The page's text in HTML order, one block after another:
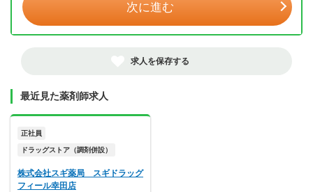
次に進む
求人を保存する
最近見た薬剤師求人
正社員
ドラッグストア（調剤併設）
株式会社スギ薬局 スギドラッグ
フィール幸田店